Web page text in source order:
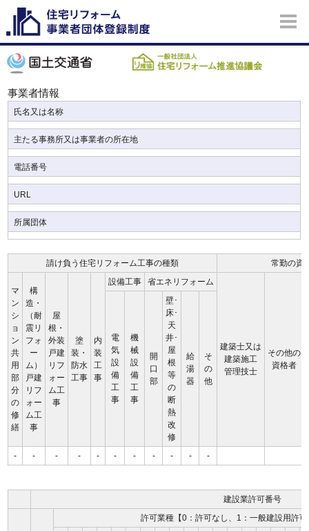
事業者情報
氏名又は名称
主たる事務所又は事業者の所在地
電話番号
URL
所属団体
請け負う住宅リフォーム工事の種類 常勤の資
マ
ン
シ
ョ
ン
共
用
部
分
の
修
繕
構
造・
（耐
震リ
フォ
ー
ム）
戸建
リフ
ォー
ム工
事
屋
根・
外装
戸建
リフ
ォー
ム工
事
塗
装・
防水
工事
内
装
工
事
設備工事 省エネリフォーム
建築士又は
建築施工
管理技士
その他の
資格者
電
気
設
備
工
事
機
械
設
備
工
事
開
口
部
壁･
床･
天
井･
屋
根
等
の
断
熱
改
修
給
湯
器
そ
の
他
- - - - - - - - - - -
建設業許可番号
許可業種【0：許可なし、1：一般建設用許